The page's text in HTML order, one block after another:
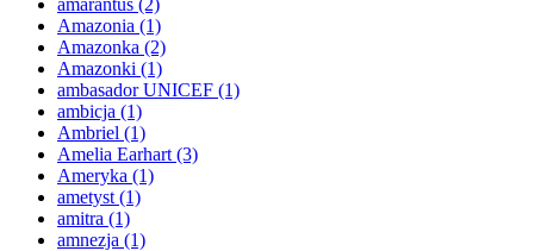
Amazonia (1)
Amazonka (2)
Amazonki (1)
ambasador UNICEF (1)
ambicja (1)
Ambriel (1)
Amelia Earhart (3)
Ameryka (1)
ametyst (1)
amitra (1)
amnezja (1)